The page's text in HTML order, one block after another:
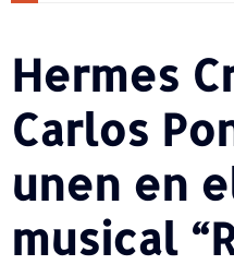
Hermes
Carlos
unen en
musical